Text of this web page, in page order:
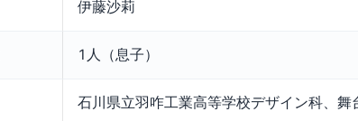
伊藤沙莉
1人（息子）
石川県立羽咋工業高等学校デザイン科、舞